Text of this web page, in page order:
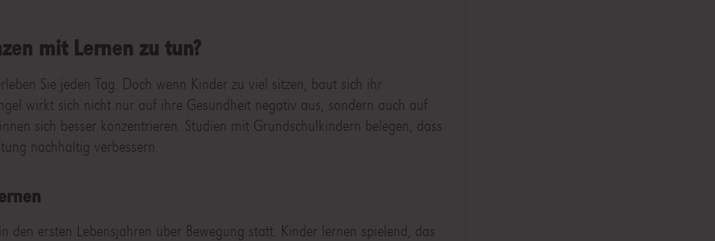
mit Lernen zu tun?
Sie jeden Tag. Doch wenn Kinder zu viel sitzen, baut sich ihr
wirkt sich nicht nur auf ihre Gesundheit negativ aus, sondern auch auf
sich besser konzentrieren. Studien mit Grundschulkindern belegen, dass
nachhaltig verbessern.
den ersten Lebensjahren über Bewegung statt. Kinder lernen spielend, das